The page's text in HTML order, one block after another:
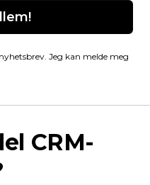
Jeg kan melde meg
CRM-